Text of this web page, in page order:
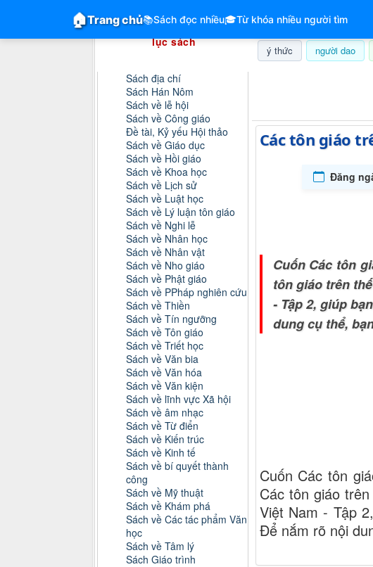
🏠Trang chủ📚Sách đọc nhiều🎓Từ khóa nhiều người tìm
ý thức người dao
Các tôn giáo
Đăng
Cuốn Các tôn
tôn giáo trên
- Tập 2, giúp
dung cụ thể,
Cuốn Các tôn
Các tôn giáo
Việt Nam - Tập
Để nắm rõ nội
Hệ thống hóa tài liệu & mục
lục sách
Sách địa chí
Sách Hán Nôm
Sách về lễ hội
Sách về Công giáo
Đề tài, Kỷ yếu Hội thảo
Sách về Giáo dục
Sách về Hồi giáo
Sách về Khoa học
Sách về Lịch sử
Sách về Luật học
Sách về Lý luận tôn giáo
Sách về Nghi lễ
Sách về Nhân học
Sách về Nhân vật
Sách về Nho giáo
Sách về Phật giáo
Sách về PPháp nghiên cứu
Sách về Thiền
Sách về Tín ngưỡng
Sách về Tôn giáo
Sách về Triết học
Sách về Văn bia
Sách về Văn hóa
Sách về Văn kiện
Sách về lĩnh vực Xã hội
Sách về âm nhạc
Sách về Từ điển
Sách về Kiến trúc
Sách về Kinh tế
Sách về bí quyết thành
công
Sách về Mỹ thuật
Sách về Khám phá
Sách về Các tác phẩm Văn
học
Sách về Tâm lý
Sách Giáo trình